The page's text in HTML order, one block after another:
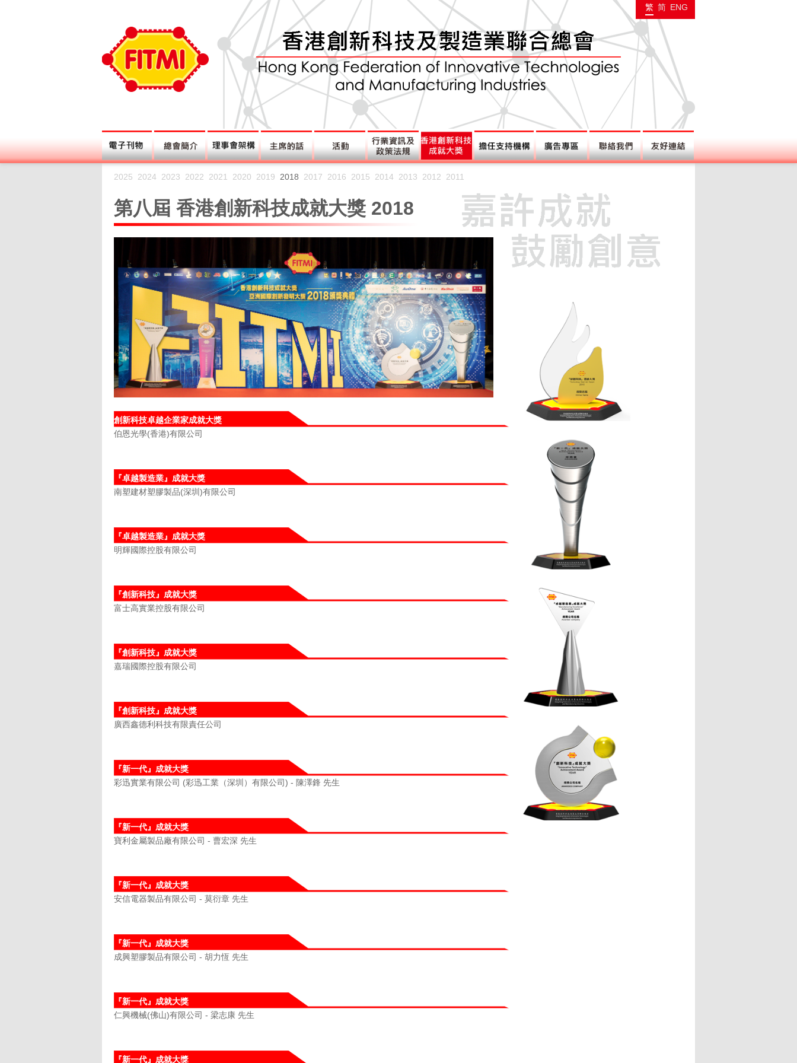
繁 简 ENG
2025 2024 2023 2022 2021 2020 2019 2018 2017 2016 2015 2014 2013 2012 2011
第八屆 香港創新科技成就大獎 2018
創新科技卓越企業家成就大獎
伯恩光學(香港)有限公司
『卓越製造業』成就大獎
南塑建材塑膠製品(深圳)有限公司
『卓越製造業』成就大獎
明輝國際控股有限公司
『創新科技』成就大獎
富士高實業控股有限公司
『創新科技』成就大獎
嘉瑞國際控股有限公司
『創新科技』成就大獎
廣西鑫德利科技有限責任公司
『新一代』成就大獎
彩迅實業有限公司 (彩迅工業（深圳）有限公司) - 陳澤鋒 先生
『新一代』成就大獎
寶利金屬製品廠有限公司 - 曹宏深 先生
『新一代』成就大獎
安信電器製品有限公司 - 莫衍章 先生
『新一代』成就大獎
成興塑膠製品有限公司 - 胡力恆 先生
『新一代』成就大獎
仁興機械(佛山)有限公司 - 梁志康 先生
『新一代』成就大獎